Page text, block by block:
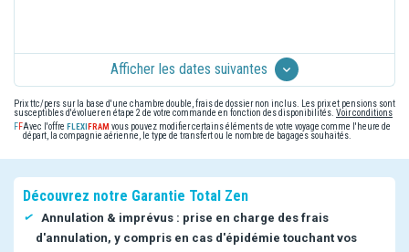
Afficher les dates suivantes
Prix ttc/pers sur la base d'une chambre double, frais de dossier non inclus. Les prix et pensions sont
susceptibles d'évoluer en étape 2 de votre commande en fonction des disponibilités. Voir conditions
Avec l'offre
vous pouvez modifier certains éléments de votre voyage comme l'heure de
départ, la compagnie aérienne, le type de transfert ou le nombre de bagages souhaités.
Découvrez notre Garantie Total Zen
Annulation & imprévus : prise en charge des frais
d'annulation, y compris en cas d'épidémie touchant vos